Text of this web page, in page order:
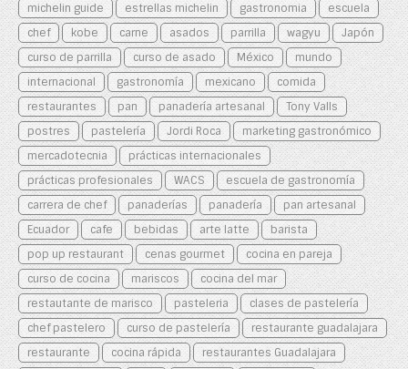
michelin guide
estrellas michelin gastronomia
escuela
chef
kobe carne asados parrilla wagyu
Japón
curso de parrilla
curso de asado México
mundo
internacional
gastronomía mexicano
comida
restaurantes
pan panadería artesanal
Tony Valls
postres
pastelería Jordi Roca
marketing gastronómico
mercadotecnia
prácticas internacionales
prácticas profesionales
WACS
escuela de gastronomía
carrera de chef
panaderías panadería
pan artesanal
Ecuador
cafe bebidas arte latte
barista
pop up restaurant
cenas gourmet
cocina en pareja
curso de cocina
mariscos
cocina del mar
restautante de marisco
pasteleria
clases de pastelería
chef pastelero
curso de pastelería
restaurante guadalajara
restaurante
cocina rápida
restaurantes Guadalajara